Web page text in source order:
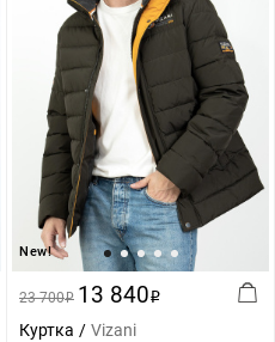
New!
23 700i 13 840i
Куртка Vizani